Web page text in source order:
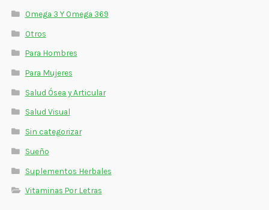
Omega 3 Y Omega 369
Otros
Para Hombres
Para Mujeres
Salud Ósea y Articular
Salud Visual
Sin categorizar
Sueño
Suplementos Herbales
Vitaminas Por Letras